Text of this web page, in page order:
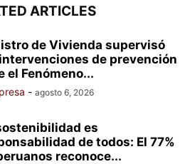
ARTICLES
de Vivienda supervisó
de prevención
el Fenómeno...
- agosto 6, 2026
es
de todos: El 77%
reconoce...